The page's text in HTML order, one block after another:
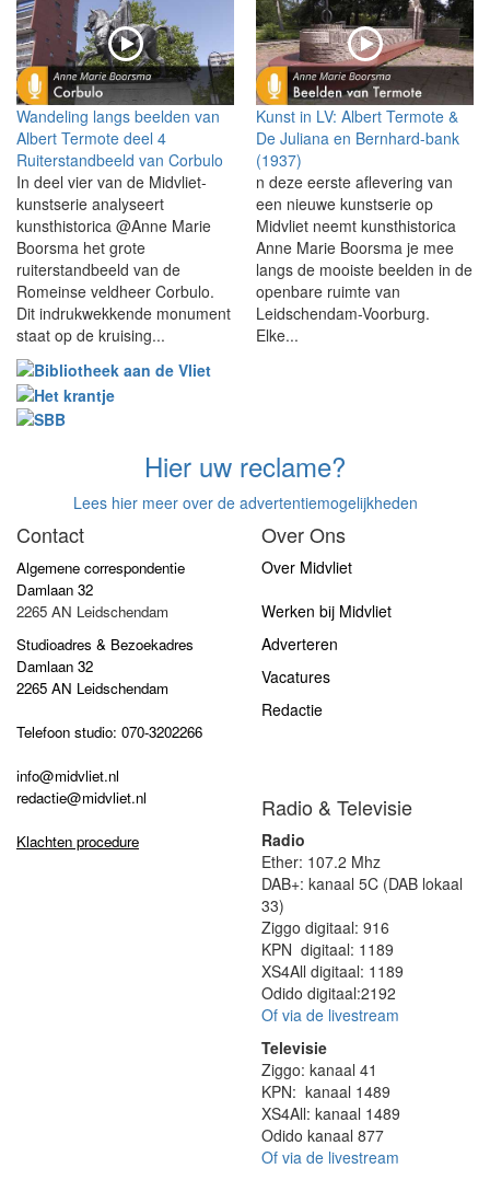
Wandeling langs beelden van
Albert Termote deel 4
Ruiterstandbeeld van Corbulo
In deel vier van de Midvliet-
kunstserie analyseert
kunsthistorica @Anne Marie
Boorsma het grote
ruiterstandbeeld van de
Romeinse veldheer Corbulo.
Dit indrukwekkende monument
staat op de kruising...
Kunst in LV: Albert Termote &
De Juliana en Bernhard-bank
(1937)
n deze eerste aflevering van
een nieuwe kunstserie op
Midvliet neemt kunsthistorica
Anne Marie Boorsma je mee
langs de mooiste beelden in de
openbare ruimte van
Leidschendam-Voorburg.
Elke...
Hier uw reclame?
Lees hier meer over de advertentiemogelijkheden
Contact
Algemene correspondentie
Damlaan 32
2265 AN Leidschendam
Studioadres & Bezoekadres
Damlaan 32
2265 AN Leidschendam
Telefoon studio: 070-3202266
info@midvliet.nl
redactie@midvliet.nl
Klachten procedure
Over Ons
Over Midvliet
Werken bij Midvliet
Adverteren
Vacatures
Redactie
Radio & Televisie
Radio
Ether: 107.2 Mhz
DAB+: kanaal 5C (DAB lokaal
33)
Ziggo digitaal: 916
KPN digitaal: 1189
XS4All digitaal: 1189
Odido digitaal:2192
Of via de livestream
Televisie
Ziggo: kanaal 41
KPN: kanaal 1489
XS4All: kanaal 1489
Odido kanaal 877
Of via de livestream